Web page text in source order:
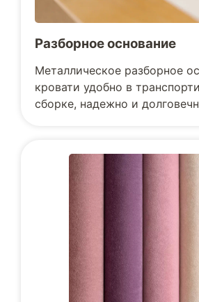
Разборное основание
Металлическое разборное
кровати удобно в
сборке, надежно и